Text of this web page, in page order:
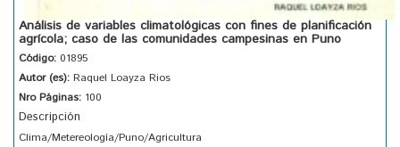
Análisis de variables climatológicas con fines de planificación
agrícola; caso de las comunidades campesinas en Puno
Código: 01895
Autor (es): Raquel Loayza Rios
Nro Páginas: 100
Descripción
Clima/Metereología/Puno/Agricultura